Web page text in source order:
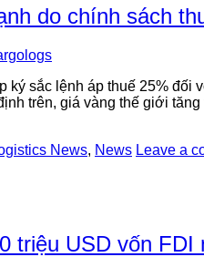
do chính sách
ký sắc lệnh áp thuế 25%
trên, giá vàng thế giới
News, News Leave a
triệu USD vốn FDI